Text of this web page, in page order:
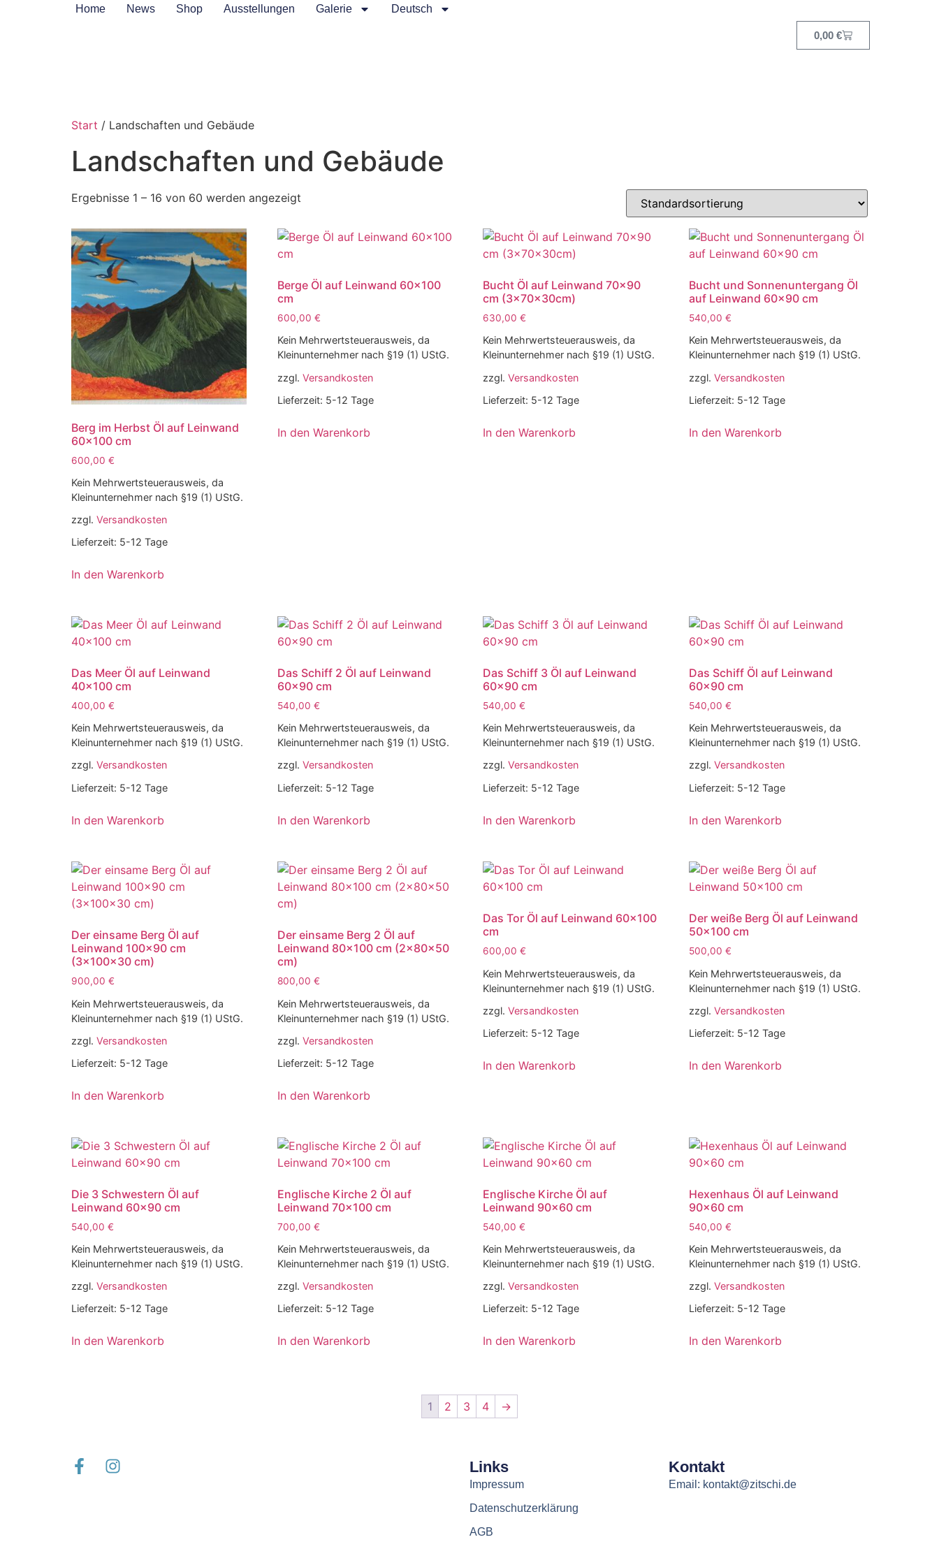
Home News Shop Ausstellungen Galerie Deutsch
0,00€
Start / Landschaften und Gebäude
Landschaften und Gebäude
Ergebnisse 1 – 16 von 60 werden angezeigt
Berg im Herbst Öl auf Leinwand
60×100 cm
600,00 €
Kein Mehrwertsteuerausweis, da
Kleinunternehmer nach §19 (1) UStG.
zzgl. Versandkosten
Lieferzeit: 5-12 Tage
In den Warenkorb
Berge Öl auf Leinwand 60×100
cm
600,00 €
Kein Mehrwertsteuerausweis, da
Kleinunternehmer nach §19 (1) UStG.
zzgl. Versandkosten
Lieferzeit: 5-12 Tage
In den Warenkorb
Bucht Öl auf Leinwand 70×90
cm (3x70x30cm)
630,00€
Kein Mehrwertsteuerausweis, da
Kleinunternehmer nach §19 (1) UStG.
zzgl.Versandkosten
Lieferzeit: 5-12 Tage
In den Warenkorb
Bucht und Sonnenuntergang Öl
auf Leinwand 60×90 cm
540,00€
Kein Mehrwertsteuerausweis, da
Kleinunternehmer nach §19 (1) UStG.
zzgl.Versandkosten
Lieferzeit: 5-12 Tage
In den Warenkorb
Das Meer Öl auf Leinwand
40×100 cm
400,00 €
Kein Mehrwertsteuerausweis, da
Kleinunternehmer nach §19 (1) UStG.
zzgl. Versandkosten
Lieferzeit: 5-12 Tage
In den Warenkorb
Das Schiff 2 Öl auf Leinwand
60×90 cm
540,00 €
Kein Mehrwertsteuerausweis, da
Kleinunternehmer nach §19 (1) UStG.
zzgl. Versandkosten
Lieferzeit: 5-12 Tage
In den Warenkorb
Das Schiff 3 Öl auf Leinwand
60×90 cm
540,00€
Kein Mehrwertsteuerausweis, da
Kleinunternehmer nach §19 (1) UStG.
zzgl.Versandkosten
Lieferzeit: 5-12 Tage
In den Warenkorb
Das Schiff Öl auf Leinwand
60×90 cm
540,00€
Kein Mehrwertsteuerausweis, da
Kleinunternehmer nach §19 (1) UStG.
zzgl.Versandkosten
Lieferzeit: 5-12 Tage
In den Warenkorb
Der einsame Berg Öl auf
Leinwand 100×90 cm
(3x100x30 cm)
900,00 €
Kein Mehrwertsteuerausweis, da
Kleinunternehmer nach §19 (1) UStG.
zzgl. Versandkosten
Lieferzeit: 5-12 Tage
In den Warenkorb
Der einsame Berg 2 Öl auf
Leinwand 80×100 cm (2x80x50
cm)
800,00 €
Kein Mehrwertsteuerausweis, da
Kleinunternehmer nach §19 (1) UStG.
zzgl. Versandkosten
Lieferzeit: 5-12 Tage
In den Warenkorb
Das Tor Öl auf Leinwand 60×100
cm
600,00€
Kein Mehrwertsteuerausweis, da
Kleinunternehmer nach §19 (1) UStG.
zzgl.Versandkosten
Lieferzeit: 5-12 Tage
In den Warenkorb
Der weiße Berg Öl auf Leinwand
50×100 cm
500,00€
Kein Mehrwertsteuerausweis, da
Kleinunternehmer nach §19 (1) UStG.
zzgl.Versandkosten
Lieferzeit: 5-12 Tage
In den Warenkorb
Die 3 Schwestern Öl auf
Leinwand 60×90 cm
540,00 €
Kein Mehrwertsteuerausweis, da
Kleinunternehmer nach §19 (1) UStG.
zzgl. Versandkosten
Lieferzeit: 5-12 Tage
In den Warenkorb
Englische Kirche 2 Öl auf
Leinwand 70×100 cm
700,00 €
Kein Mehrwertsteuerausweis, da
Kleinunternehmer nach §19 (1) UStG.
zzgl. Versandkosten
Lieferzeit: 5-12 Tage
In den Warenkorb
Englische Kirche Öl auf
Leinwand 90×60 cm
540,00€
Kein Mehrwertsteuerausweis, da
Kleinunternehmer nach §19 (1) UStG.
zzgl.Versandkosten
Lieferzeit: 5-12 Tage
In den Warenkorb
Hexenhaus Öl auf Leinwand
90×60 cm
540,00€
Kein Mehrwertsteuerausweis, da
Kleinunternehmer nach §19 (1) UStG.
zzgl.Versandkosten
Lieferzeit: 5-12 Tage
In den Warenkorb
1 2 3 4 →
Links
Impressum
Datenschutzerklärung
AGB
Kontakt
Email: kontakt@zitschi.de